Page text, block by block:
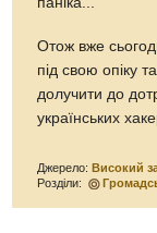
Отож вже
під свою опіку
долучити до
українських
Джерело:Високий
Розділи: